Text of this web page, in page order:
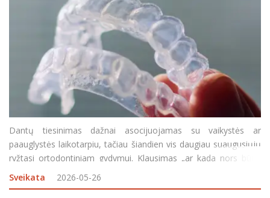
Dantų tiesinimas dažnai asocijuojamas su vaikystės ar
paauglystės laikotarpiu, tačiau šiandien vis daugiau suaugusiųjų
ryžtasi ortodontiniam gydymui. Klausimas „ar kada nors būna
per vėlu?“ neretai kyla pacientams, kurie dėl įvairių priežasčių
ilgai delsė ar neturėjo galimybės ank
Sveikata 2026-05-26